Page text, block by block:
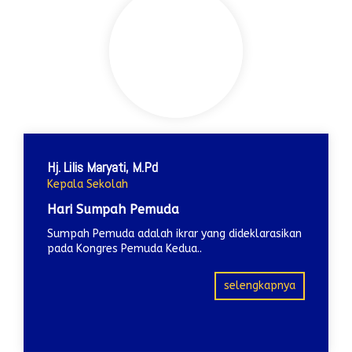
Hj. Lilis Maryati, M.Pd
Kepala Sekolah
Hari Sumpah Pemuda
Sumpah Pemuda adalah ikrar yang dideklarasikan
pada Kongres Pemuda Kedua..
selengkapnya